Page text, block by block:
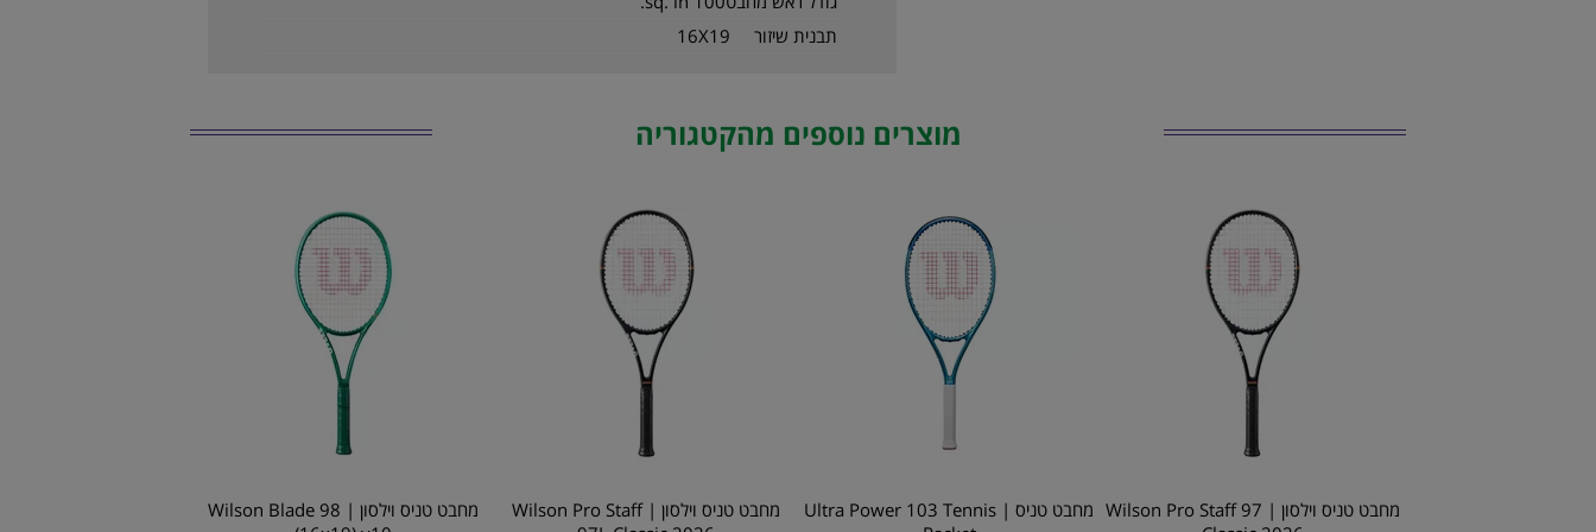
תבנית שיזור
16X19
מוצרים נוספים מהקטגוריה
מחבט טניס וילסון | Wilson Pro Staff 97
מחבט טניס | Ultra Power 103 Tennis
מחבט טניס וילסון | Wilson Pro Staff
מחבט טניס וילסון | Wilson Blade 98